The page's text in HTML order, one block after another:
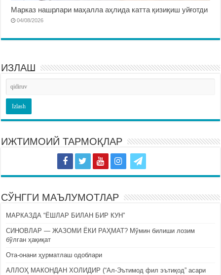
Марказ нашрлари маҳалла аҳлида катта қизиқиш уйғотди
04/08/2026
ИЗЛАШ
ИЖТИМОИЙ ТАРМОҚЛАР
СЎНГГИ МАЪЛУМОТЛАР
МАРКАЗДА “ЁШЛАР БИЛАН БИР КУН”
СИНОВЛАР — ЖАЗОМИ ЁКИ РАҲМАТ? Мўмин билиши лозим
бўлган ҳақиқат
Ота-онани ҳурматлаш одоблари
АЛЛОҲ МАКОНДАН ХОЛИДИР (“Ал-Эътимод фил эътиқод” асари